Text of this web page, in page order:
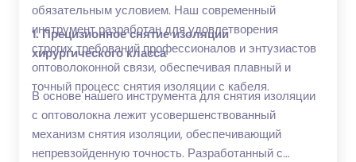
обязательным условием. Наш современный
инструмент разработан для удовлетворения
строгих требований профессионалов и энтузиастов
оптоволоконной связи, обеспечивая плавный и
точный процесс снятия изоляции с кабеля.
1. Прецизионное снятие изоляции
хирургического класса
В основе нашего инструмента для снятия изоляции
с оптоволокна лежит усовершенствованный
механизм снятия изоляции, обеспечивающий
непревзойденную точность. Разработанный с